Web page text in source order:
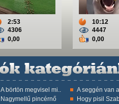
2:53
4306
0,00
10:12
4447
0,00
A börtön megvisel mi.. A seggén van
Nagymellű pincérnő Hogy pisil